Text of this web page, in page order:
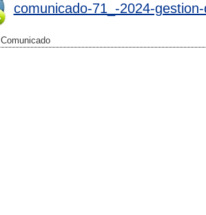
comunicado-71_-2024-
Comunicado